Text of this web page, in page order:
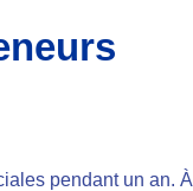
pendant un an. À